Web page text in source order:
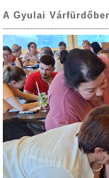
A Gyulai